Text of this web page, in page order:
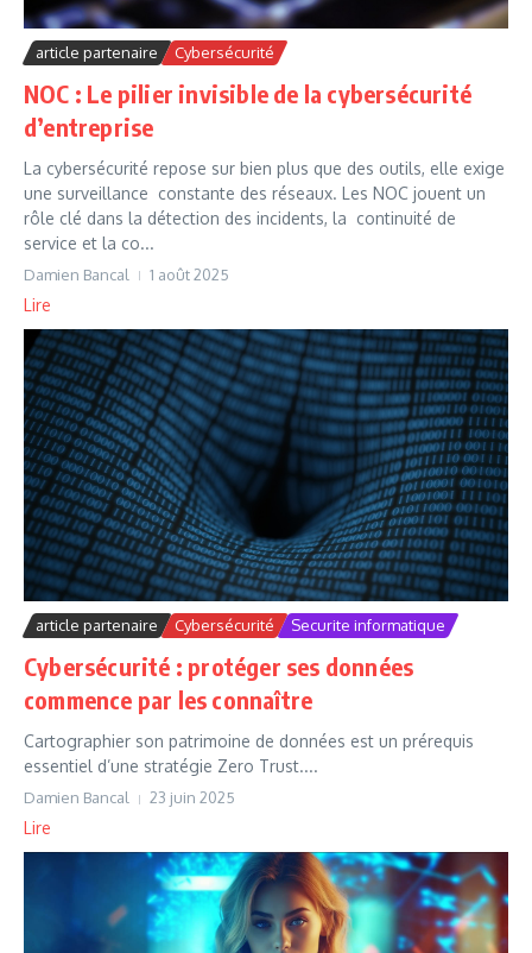
article partenaire Cybersécurité
NOC : Le pilier invisible de la cybersécurité
d’entreprise
La cybersécurité repose sur bien plus que des outils, elle exige
une surveillance constante des réseaux. Les NOC jouent un
rôle clé dans la détection des incidents, la continuité de
service et la co...
Damien Bancal 1 août 2025
Lire
article partenaire Cybersécurité Securite informatique
Cybersécurité : protéger ses données
commence par les connaître
Cartographier son patrimoine de données est un prérequis
essentiel d’une stratégie Zero Trust....
Damien Bancal 23 juin 2025
Lire